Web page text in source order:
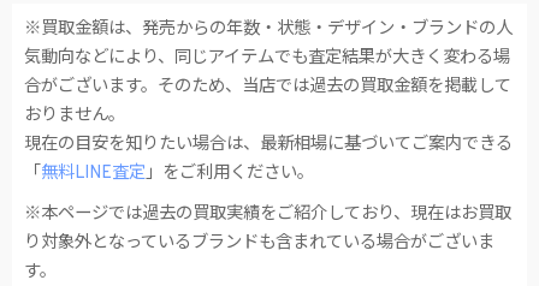
※買取金額は、発売からの年数・状態・デザイン・ブランドの人
気動向などにより、同じアイテムでも査定結果が大きく変わる場
合がございます。そのため、当店では過去の買取金額を掲載して
おりません。
現在の目安を知りたい場合は、最新相場に基づいてご案内できる
「 無料LINE査定」をご利用ください。
※本ページでは過去の買取実績をご紹介しており、現在はお買取
り対象外となっているブランドも含まれている場合がございま
す。